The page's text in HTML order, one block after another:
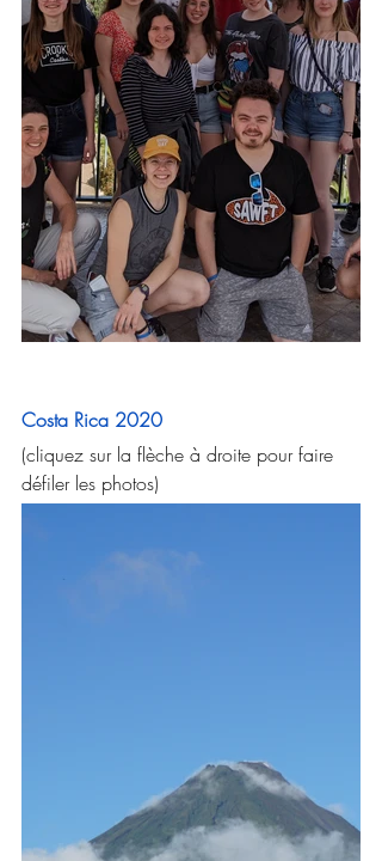
Costa Rica 2020
(cliquez sur la flèche à droite pour faire
défiler les photos)